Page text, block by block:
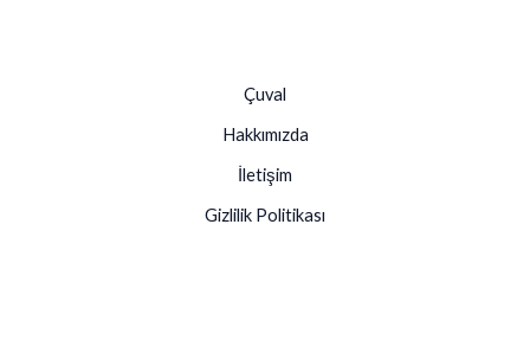
Çuval
Hakkımızda
İletişim
Gizlilik Politikası